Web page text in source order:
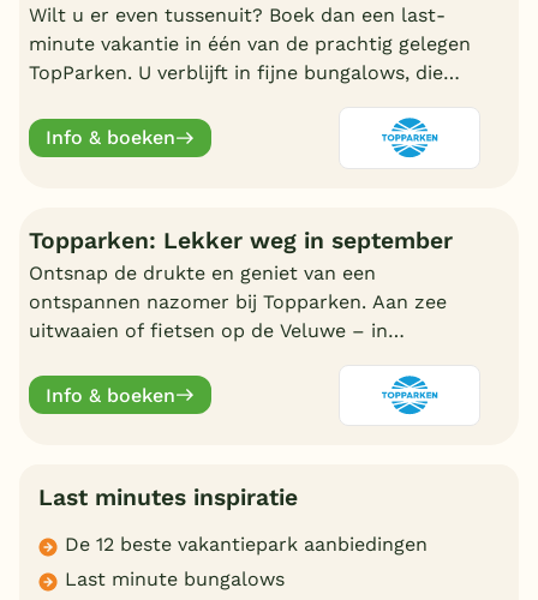
Wilt u er even tussenuit? Boek dan een last-
minute vakantie in één van de prachtig gelegen
TopParken. U verblijft in fijne bungalows, die
Info & boeken
Topparken: Lekker weg in september
Ontsnap de drukte en geniet van een
ontspannen nazomer bij Topparken. Aan zee
uitwaaien of fietsen op de Veluwe – in
Info & boeken
Last minutes inspiratie
De 12 beste vakantiepark aanbiedingen
Last minute bungalows